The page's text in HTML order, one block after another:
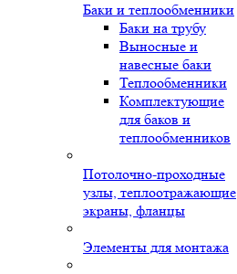
Баки и теплообменники
Баки на трубу
Выносные и
навесные баки
Теплообменники
Комплектующие
для баков и
теплообменников
Потолочно-проходные
узлы, теплоотражающие
экраны, фланцы
Элементы для монтажа